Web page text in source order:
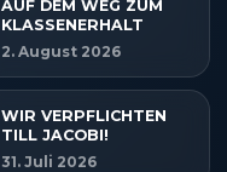
AUF DEM WEG ZUM
KLASSENERHALT
2. August 2026
WIR VERPFLICHTEN
TILL JACOBI!
31. Juli 2026